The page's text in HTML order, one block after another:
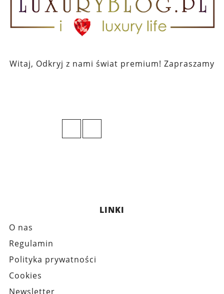
Witaj, Odkryj z nami świat premium! Zapraszamy
LINKI
O nas
Regulamin
Polityka prywatności
Cookies
Newsletter